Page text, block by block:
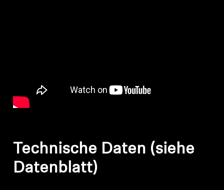
Technische Daten (siehe
Datenblatt)